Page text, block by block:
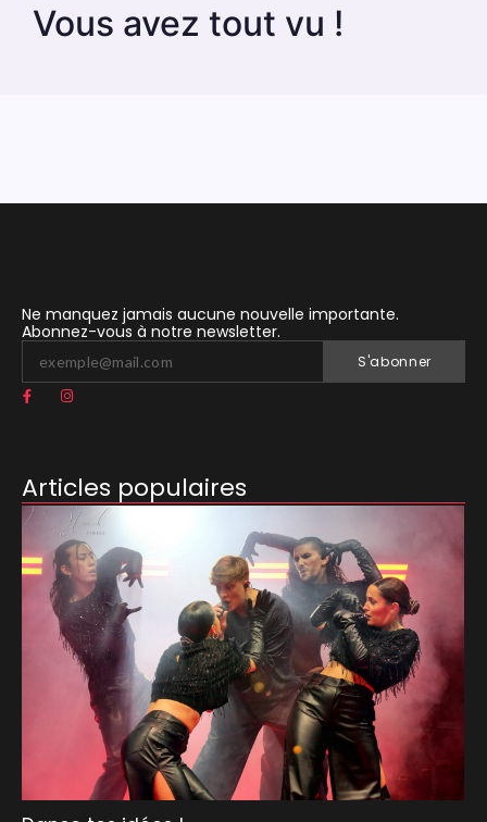
Vous avez tout vu !
Ne manquez jamais aucune nouvelle importante.
Abonnez-vous à notre newsletter.
S'abonner
Articles populaires